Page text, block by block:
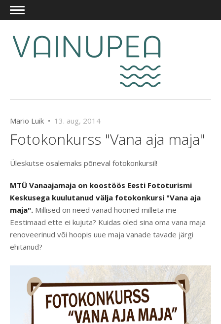
Mario Luik • 13. aug, 2014
Fotokonkurss "Vana aja maja"
Üleskutse osalemaks põneval fotokonkursil!
MTÜ Vanaajamaja on koostöös Eesti Fototurismi
Keskusega kuulutanud välja fotokonkursi "Vana aja
maja". Millised on need vanad hooned milleta me
Eestimaad ette ei kujuta? Kuidas oled sina oma vana maja
renoveerinud või hoopis uue maja vanade tavade järgi
ehitanud?